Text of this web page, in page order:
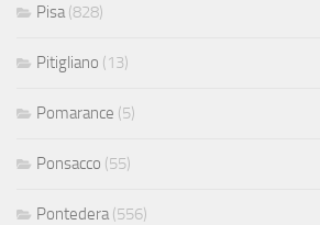
Pisa (828)
Pitigliano (13)
Pomarance (5)
Ponsacco (55)
Pontedera (556)